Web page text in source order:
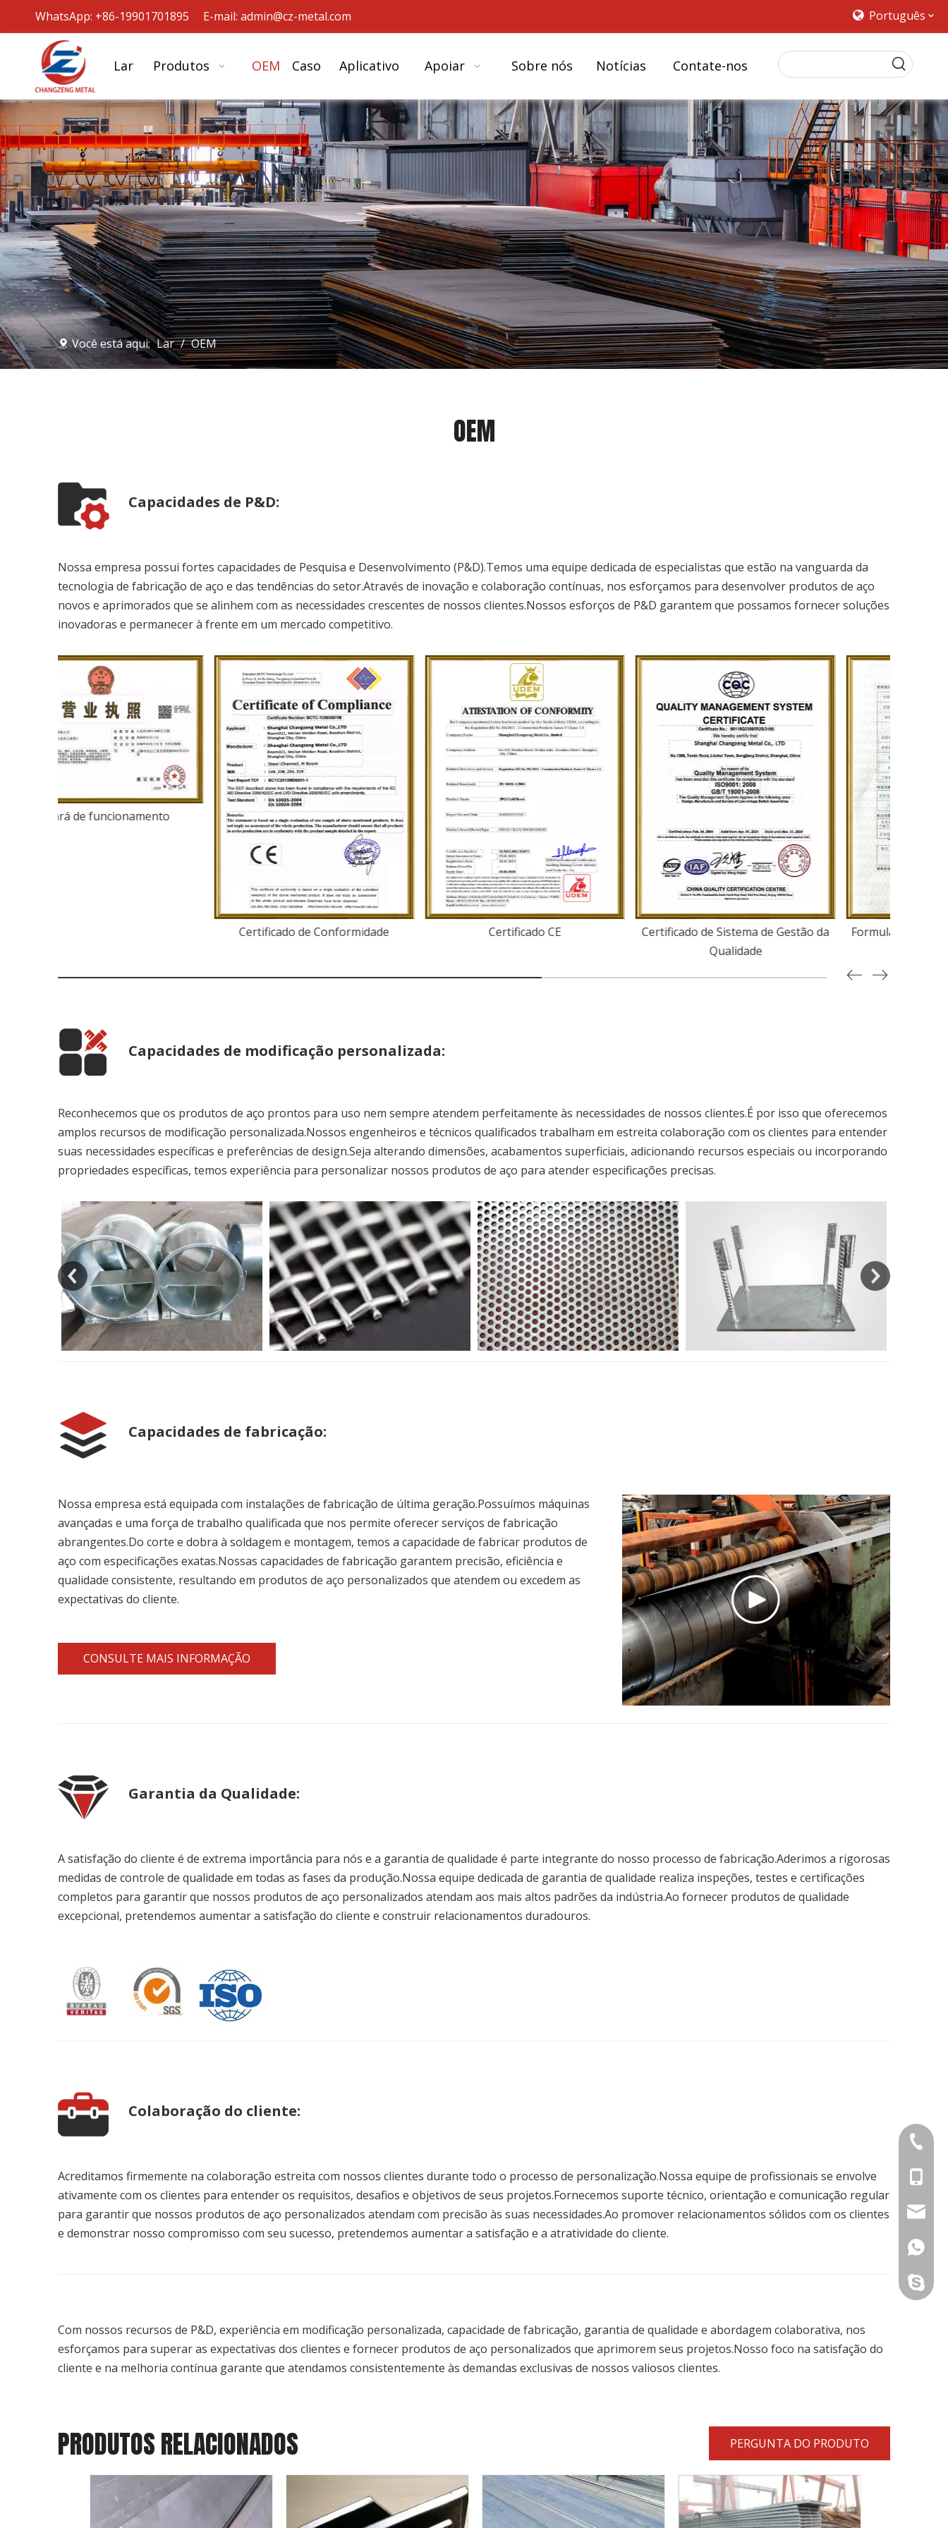
WhatsApp: +86-19901701895 E-mail: admin@cz-metal.com Português
Lar Produtos OEM Caso Aplicativo Apoiar Sobre nós Notícias Contate-nos
Você está aqui: Lar / OEM
OEM
Capacidades de P&D:
Nossa empresa possui fortes capacidades de Pesquisa e Desenvolvimento (P&D).Temos uma equipe dedicada de especialistas que estão na vanguarda da
tecnologia de fabricação de aço e das tendências do setor.Através de inovação e colaboração contínuas, nos esforçamos para desenvolver produtos de aço
novos e aprimorados que se alinhem com as necessidades crescentes de nossos clientes.Nossos esforços de P&D garantem que possamos fornecer soluções
inovadoras e permanecer à frente em um mercado competitivo.
Alvará de funcionamento
Certificado de Conformidade Certificado CE
Certificado de Sistema de Gestão da
Capacidades de modificação personalizada:
Reconhecemos que os produtos de aço prontos para uso nem sempre atendem perfeitamente às necessidades de nossos clientes.É por isso que oferecemos
amplos recursos de modificação personalizada.Nossos engenheiros e técnicos qualificados trabalham em estreita colaboração com os clientes para entender
suas necessidades específicas e preferências de design.Seja alterando dimensões, acabamentos superficiais, adicionando recursos especiais ou incorporando
propriedades específicas, temos experiência para personalizar nossos produtos de aço para atender especificações precisas.
Capacidades de fabricação:
Nossa empresa está equipada com instalações de fabricação de última geração.Possuímos máquinas
avançadas e uma força de trabalho qualificada que nos permite oferecer serviços de fabricação
abrangentes.Do corte e dobra à soldagem e montagem, temos a capacidade de fabricar produtos de
aço com especificações exatas.Nossas capacidades de fabricação garantem precisão, eficiência e
qualidade consistente, resultando em produtos de aço personalizados que atendem ou excedem as
expectativas do cliente.
CONSULTE MAIS INFORMAÇÃO
Garantia da Qualidade:
A satisfação do cliente é de extrema importância para nós e a garantia de qualidade é parte integrante do nosso processo de fabricação.Aderimos a rigorosas
medidas de controle de qualidade em todas as fases da produção.Nossa equipe dedicada de garantia de qualidade realiza inspeções, testes e certificações
completos para garantir que nossos produtos de aço personalizados atendam aos mais altos padrões da indústria.Ao fornecer produtos de qualidade
excepcional, pretendemos aumentar a satisfação do cliente e construir relacionamentos duradouros.
Colaboração do cliente:
Acreditamos firmemente na colaboração estreita com nossos clientes durante todo o processo de personalização.Nossa equipe de profissionais se envolve
ativamente com os clientes para entender os requisitos, desafios e objetivos de seus projetos.Fornecemos suporte técnico, orientação e comunicação regular
para garantir que nossos produtos de aço personalizados atendam com precisão às suas necessidades.Ao promover relacionamentos sólidos com os clientes
e demonstrar nosso compromisso com seu sucesso, pretendemos aumentar a satisfação e a atratividade do cliente.
Com nossos recursos de P&D, experiência em modificação personalizada, capacidade de fabricação, garantia de qualidade e abordagem colaborativa, nos
esforçamos para superar as expectativas dos clientes e fornecer produtos de aço personalizados que aprimorem seus projetos.Nosso foco na satisfação do
cliente e na melhoria contínua garante que atendamos consistentemente às demandas exclusivas de nossos valiosos clientes.
PRODUTOS RELACIONADOS PERGUNTA DO PRODUTO
+86-
+86-
+86-
+86-
+86-